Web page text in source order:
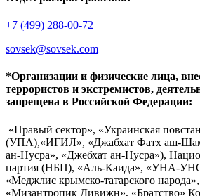
+7 (499) 288-00-72
sovsek@sovsek.com
*Организации и физические лица,
террористов и экстремистов,
запрещена в Российской Федерации:
«Правый сектор», «Украинская
(УПА),«ИГИЛ», «Джабхат Фатх аш-
ан-Нусра», «Джебхат ан-Нусра»),
партия (НБП), «Аль-Каида», «УНА-
«Меджлис крымско-татарского
«Мизантропик Дивижн», «Братство»